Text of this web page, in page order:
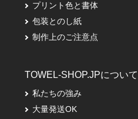
プリント色と書体
包装とのし紙
制作上のご注意点
TOWEL-SHOP.JPについて
私たちの強み
大量発送OK